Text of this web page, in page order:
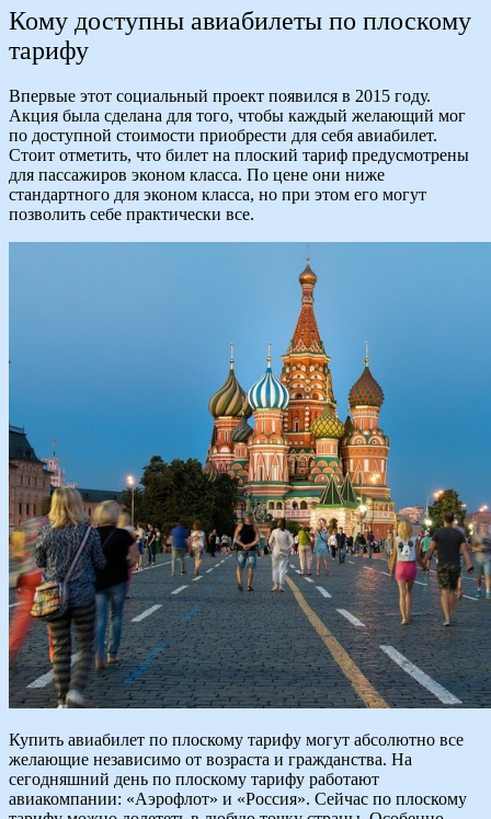
Кому доступны авиабилеты по плоскому
тарифу
Впервые этот социальный проект появился в 2015 году.
Акция была сделана для того, чтобы каждый желающий мог
по доступной стоимости приобрести для себя авиабилет.
Стоит отметить, что билет на плоский тариф предусмотрены
для пассажиров эконом класса. По цене они ниже
стандартного для эконом класса, но при этом его могут
позволить себе практически все.
Купить авиабилет по плоскому тарифу могут абсолютно все
желающие независимо от возраста и гражданства. На
сегодняшний день по плоскому тарифу работают
авиакомпании: «Аэрофлот» и «Россия». Сейчас по плоскому